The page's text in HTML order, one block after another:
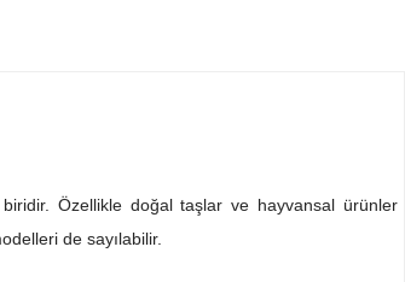
Özellikle doğal taşlar ve hayvansal ürünler
de sayılabilir.